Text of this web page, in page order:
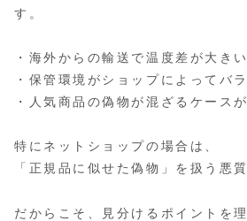
す。
・海外からの輸送で温度差が大きい
・保管環境がショップによってバ
・人気商品の偽物が混ざるケース
特にネットショップの場合は、
「正規品に似せた偽物」を扱う悪
だからこそ、見分けるポイントを